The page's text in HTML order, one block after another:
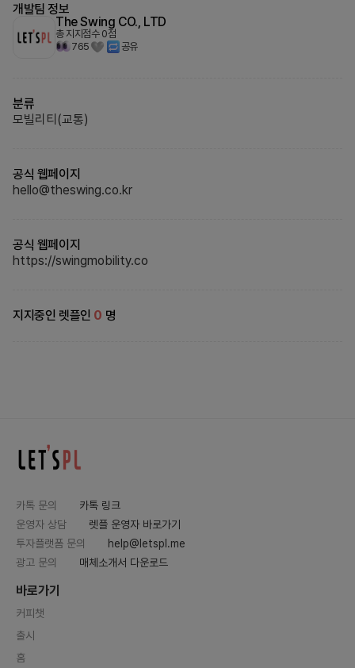
개발팀 정보
The Swing CO., LTD
총 지지점수 0점
765
공유
분류
모빌리티(교통)
공식 웹페이지
hello@theswing.co.kr
공식 웹페이지
https://swingmobility.co
지지중인 렛플인 0 명
카톡 문의
카톡 링크
운영자 상담
렛플 운영자 바로가기
투자플랫폼 문의
help@letspl.me
광고 문의
매체소개서 다운로드
바로가기
커피챗
출시
홈